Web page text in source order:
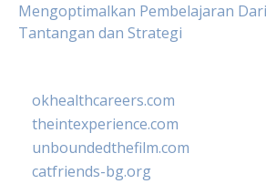
Mengoptimalkan Pembelajaran
Tantangan dan Strategi
okhealthcareers.com
theintexperience.com
unboundedthefilm.com
catfriends-bg.org